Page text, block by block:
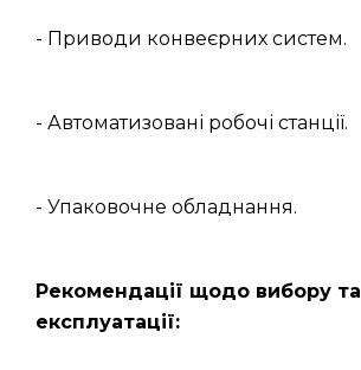
- Приводи конвеєрних систем.
- Автоматизовані робочі станції.
- Упаковочне обладнання.
Рекомендації щодо вибору та
експлуатації: